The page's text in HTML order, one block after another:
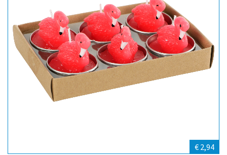
€ 2,94